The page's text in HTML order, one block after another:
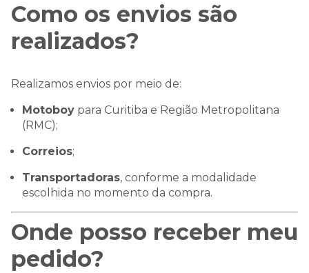
Como os envios são
realizados?
Realizamos envios por meio de:
Motoboy para Curitiba e Região Metropolitana
(RMC);
Correios;
Transportadoras, conforme a modalidade
escolhida no momento da compra.
Onde posso receber meu
pedido?